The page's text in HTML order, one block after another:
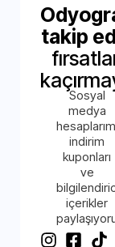
takip
Sosyal
medya
indirim
kuponları
ve
içerikler